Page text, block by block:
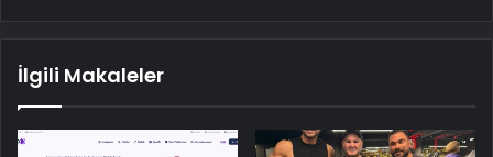
İlgili Makaleler